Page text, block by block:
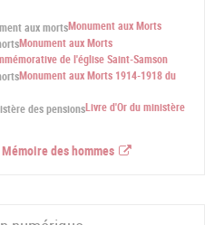
Monument aux Morts
Monument aux Morts
de l'église Saint-Samson
Monument aux Morts 1914-1918 du
Livre d'Or du ministère
des hommes